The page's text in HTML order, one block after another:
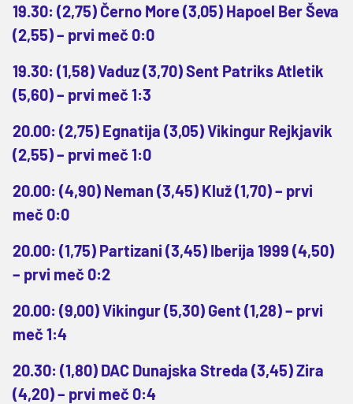
19.30: (2,75) Černo More (3,05) Hapoel Ber Ševa
(2,55) – prvi meč 0:0
19.30: (1,58) Vaduz (3,70) Sent Patriks Atletik
(5,60) – prvi meč 1:3
20.00: (2,75) Egnatija (3,05) Vikingur Rejkjavik
(2,55) – prvi meč 1:0
20.00: (4,90) Neman (3,45) Kluž (1,70) – prvi
meč 0:0
20.00: (1,75) Partizani (3,45) Iberija 1999 (4,50)
– prvi meč 0:2
20.00: (9,00) Vikingur (5,30) Gent (1,28) – prvi
meč 1:4
20.30: (1,80) DAC Dunajska Streda (3,45) Zira
(4,20) – prvi meč 0:4